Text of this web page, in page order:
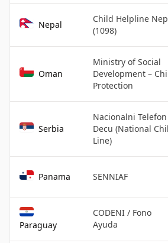
Nepal
Child Helpline
(1098)
Oman
Ministry of Social
Development –
Protection
Serbia
Nacionalni Telefon
Decu (National
Line)
Panama SENNIAF
Paraguay
CODENI / Fono
Ayuda